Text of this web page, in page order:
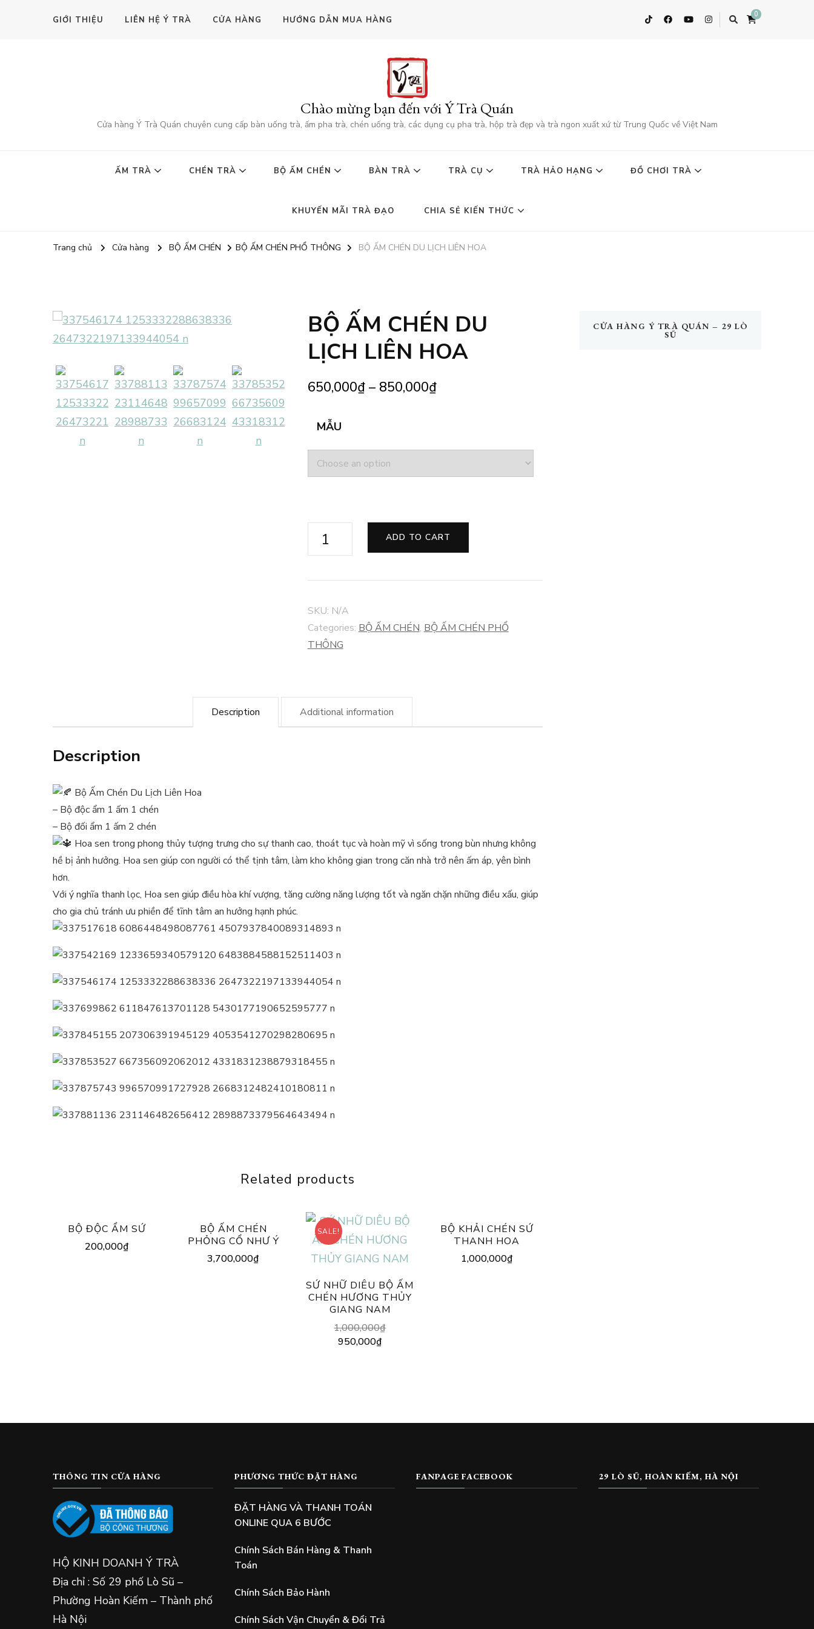
GIỚI THIỆU LIÊN HỆ Ý TRÀ CỬA HÀNG HƯỚNG DẪN MUA HÀNG
0
Chào mừng bạn đến với Ý Trà Quán
Cửa hàng Ý Trà Quán chuyên cung cấp bàn uống trà, ấm pha trà, chén uống trà, các dụng cụ pha trà, hộp trà đẹp và trà ngon xuất xứ từ Trung Quốc về Việt Nam
ẤM TRÀ CHÉN TRÀ BỘ ẤM CHÉN BÀN TRÀ TRÀ CỤ TRÀ HẢO HẠNG ĐỒ CHƠI TRÀ
KHUYẾN MÃI TRÀ ĐẠO CHIA SẺ KIẾN THỨC
Trang chủ Cửa hàng BỘ ẤM CHÉN BỘ ẤM CHÉN PHỔ THÔNG BỘ ẤM CHÉN DU LỊCH LIÊN HOA
BỘ ẤM CHÉN DU
LỊCH LIÊN HOA
650,000₫– 850,000₫
MẪU
LỊCH
LIÊN
HOA
ADD TO CART
SKU: N/A
Categories: BỘ ẤM CHÉN, BỘ ẤM CHÉN PHỔ
THÔNG
Description Additional information
Description
Bộ Ấm Chén Du Lịch Liên Hoa
– Bộ độc ẩm 1 ấm 1 chén
– Bộ đối ẩm 1 ấm 2 chén
Hoa sen trong phong thủy tượng trưng cho sự thanh cao, thoát tục và hoàn mỹ vì sống trong bùn nhưng không
hề bị ảnh hưởng. Hoa sen giúp con người có thể tịnh tâm, làm kho không gian trong căn nhà trở nên ấm áp, yên bình
hơn.
Với ý nghĩa thanh lọc, Hoa sen giúp điều hòa khí vượng, tăng cường năng lượng tốt và ngăn chặn những điều xấu, giúp
cho gia chủ tránh ưu phiền để tĩnh tâm an hưởng hạnh phúc.
Related products
BỘ ĐỘC ẨM SỨ
200,000₫
BỘ ẤM CHÉN
PHỎNG CỔ NHƯ Ý
3,700,000₫
SALE!
SỨ NHỮ DIÊU BỘ ẤM
CHÉN HƯƠNG THỦY
GIANG NAM
1,000,000₫
950,000₫
BỘ KHẢI CHÉN SỨ
THANH HOA
1,000,000₫
CỬA HÀNG Ý TRÀ QUÁN – 29 LÒ
SŨ
THÔNG TIN CỬA HÀNG
HỘ KINH DOANH Ý TRÀ
Địa chỉ : Số 29 phố Lò Sũ –
Phường Hoàn Kiếm – Thành phố
Hà Nội
PHƯƠNG THỨC ĐẶT HÀNG
ĐẶT HÀNG VÀ THANH TOÁN
ONLINE QUA 6 BƯỚC
Chính Sách Bán Hàng & Thanh
Toán
Chính Sách Bảo Hành
Chính Sách Vận Chuyển & Đổi Trả
FANPAGE FACEBOOK 29 LÒ SŨ, HOÀN KIẾM, HÀ NỘI